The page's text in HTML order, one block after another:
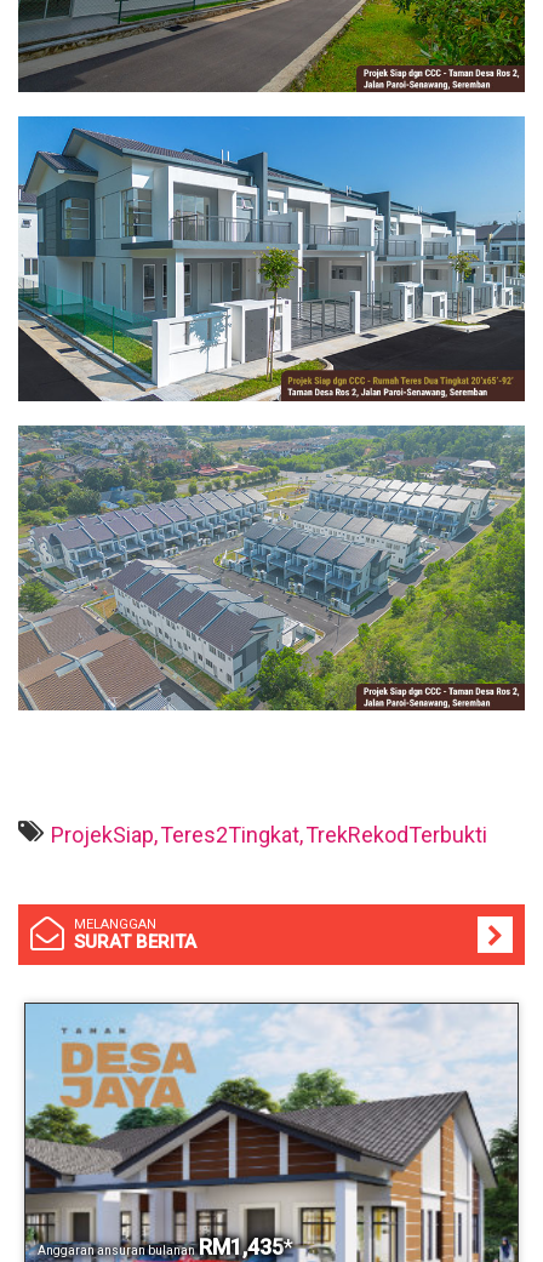
ProjekSiap,Teres2Tingkat,TrekRekodTerbukti
MELANGGAN
SURAT BERITA
Anggaran ansuran bulanan RM1,435*